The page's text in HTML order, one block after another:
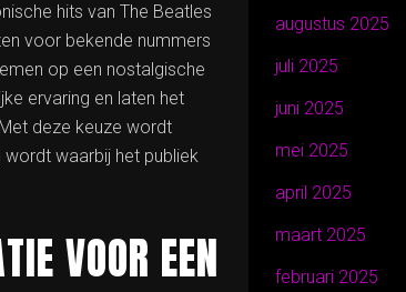
hits van The Beatles
voor bekende nummers
op een nostalgische
ervaring en laten het
deze keuze wordt
waarbij het publiek
VOOR EEN
augustus 2025
juli 2025
juni 2025
mei 2025
april 2025
maart 2025
februari 2025